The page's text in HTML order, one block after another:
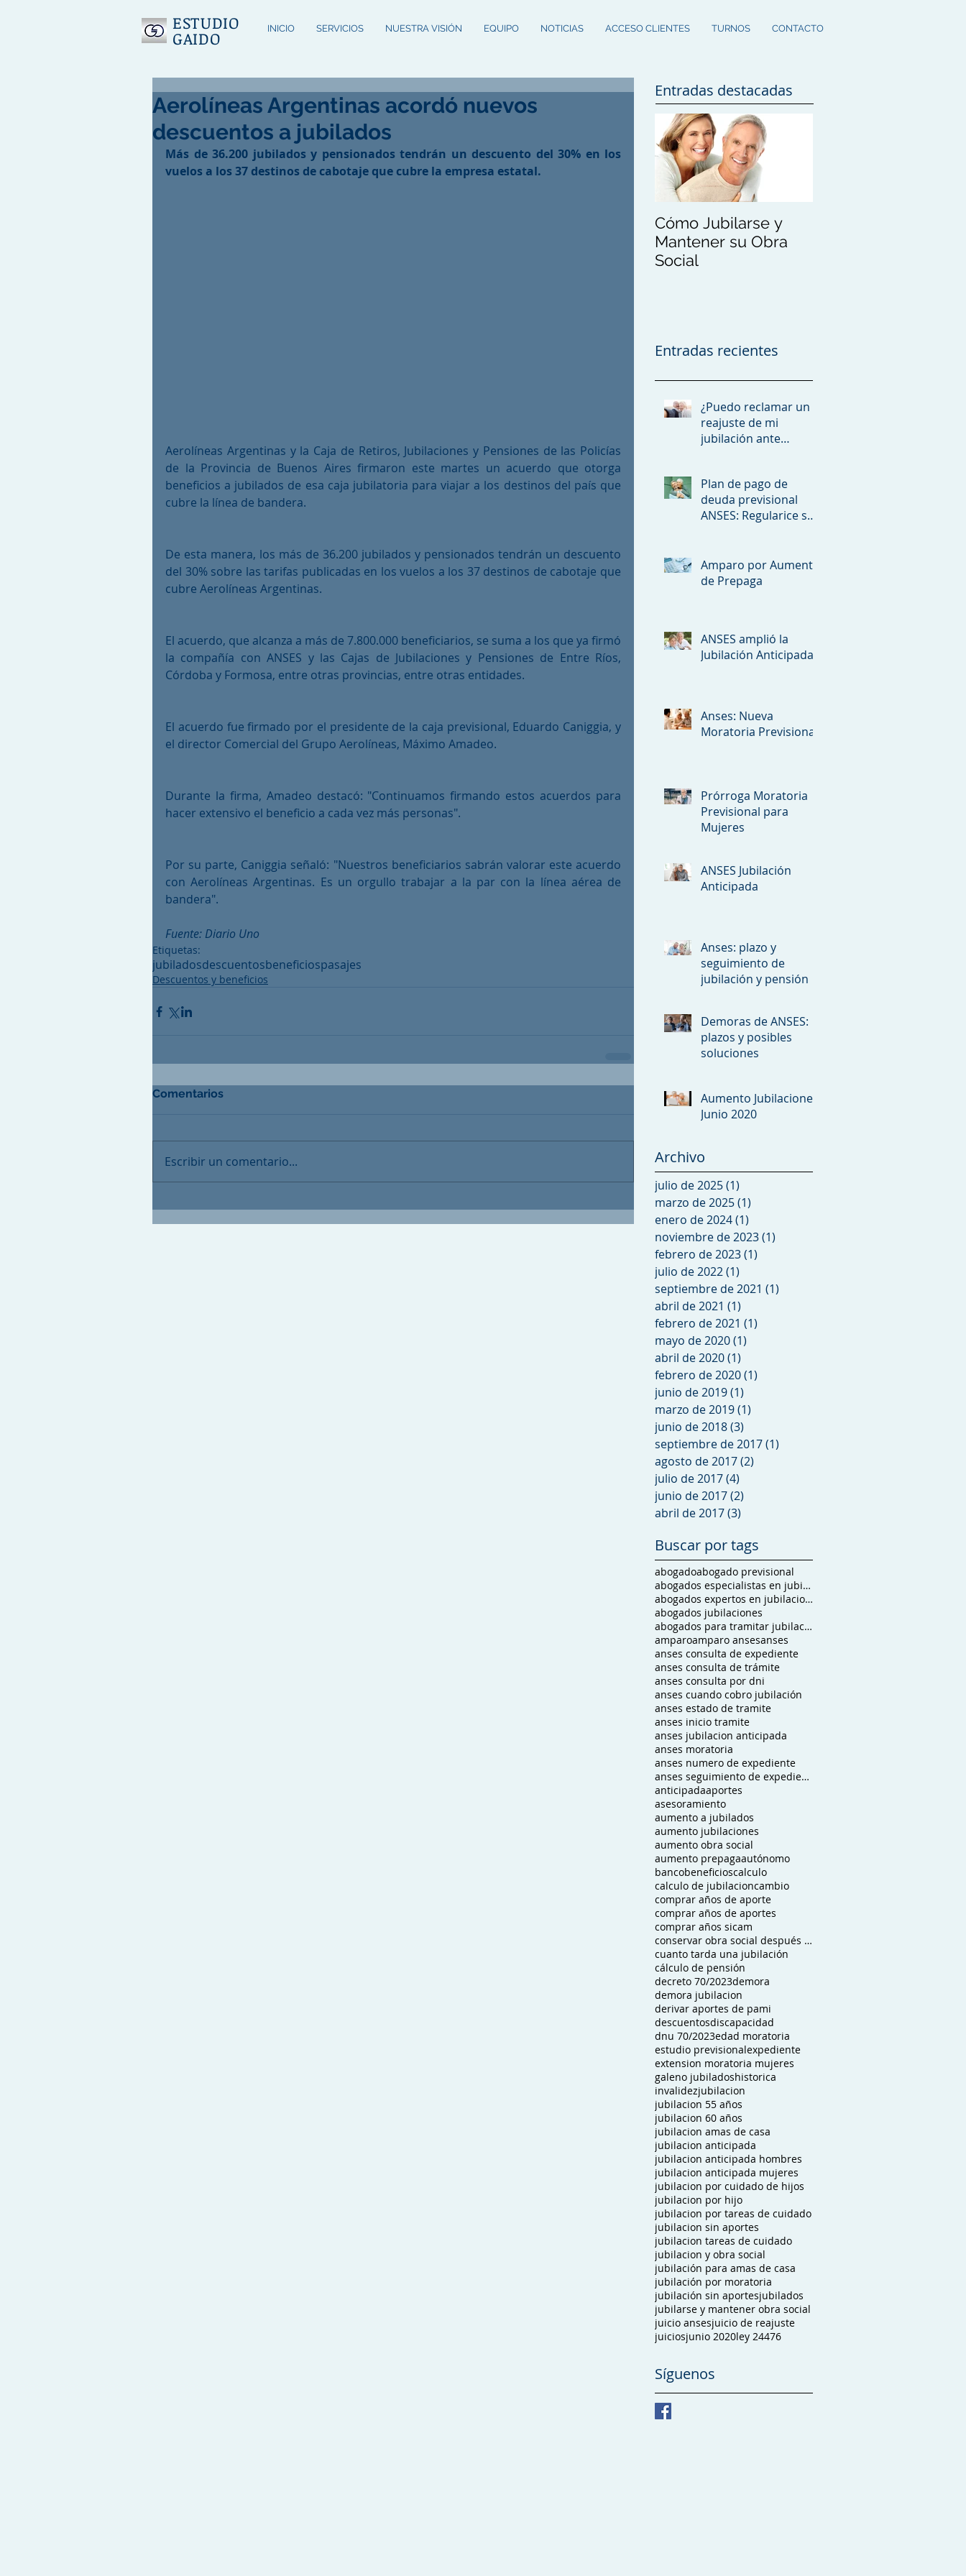
ESTUDIO
GAIDO INICIO SERVICIOS NUESTRA VISIÓN EQUIPO NOTICIAS ACCESO CLIENTES TURNOS CONTACTO
Aerolíneas Argentinas acordó nuevos
descuentos a jubilados
Más de 36.200 jubilados y pensionados tendrán un descuento del 30% en los
vuelos a los 37 destinos de cabotaje que cubre la empresa estatal.
Aerolíneas Argentinas y la Caja de Retiros, Jubilaciones y Pensiones de las Policías
de la Provincia de Buenos Aires firmaron este martes un acuerdo que otorga
beneficios a jubilados de esa caja jubilatoria para viajar a los destinos del país que
cubre la línea de bandera.
De esta manera, los más de 36.200 jubilados y pensionados tendrán un descuento
del 30% sobre las tarifas publicadas en los vuelos a los 37 destinos de cabotaje que
cubre Aerolíneas Argentinas.
El acuerdo, que alcanza a más de 7.800.000 beneficiarios, se suma a los que ya firmó
la compañía con ANSES y las Cajas de Jubilaciones y Pensiones de Entre Ríos,
Córdoba y Formosa, entre otras provincias, entre otras entidades.
El acuerdo fue firmado por el presidente de la caja previsional, Eduardo Caniggia, y
el director Comercial del Grupo Aerolíneas, Máximo Amadeo.
Durante la firma, Amadeo destacó: "Continuamos firmando estos acuerdos para
hacer extensivo el beneficio a cada vez más personas".
Por su parte, Caniggia señaló: "Nuestros beneficiarios sabrán valorar este acuerdo
con Aerolíneas Argentinas. Es un orgullo trabajar a la par con la línea aérea de
bandera".
Fuente: Diario Uno
Etiquetas:
jubiladosdescuentosbeneficiospasajes
Descuentos y beneficios
Comentarios
Escribir un comentario...
Entradas destacadas
Cómo Jubilarse y
Mantener su Obra
Social
Entradas recientes
¿Puedo reclamar un
reajuste de mi
jubilación ante
Plan de pago de
deuda previsional
ANSES: Regularice sus
Amparo por Aumento
de Prepaga
ANSES amplió la
Jubilación Anticipada
Anses: Nueva
Moratoria Previsional
Prórroga Moratoria
Previsional para
Mujeres
ANSES Jubilación
Anticipada
Anses: plazo y
seguimiento de
jubilación y pensión
Demoras de ANSES:
plazos y posibles
soluciones
Aumento Jubilaciones
Junio 2020
Archivo
julio de 2025(1)
marzo de 2025(1)
enero de 2024(1)
noviembre de 2023(1)
febrero de 2023(1)
julio de 2022(1)
septiembre de 2021 (1)
abril de 2021 (1)
febrero de 2021 (1)
mayo de 2020(1)
abril de 2020(1)
febrero de 2020(1)
junio de 2019(1)
marzo de 2019(1)
junio de 2018(3)
septiembre de 2017(1)
agosto de 2017(2)
julio de 2017(4)
junio de 2017(2)
abril de 2017(3)
Buscar por tags
abogadoabogado previsional
abogados especialistas en jubilaciones
abogados expertos en jubilaciones
abogados jubilaciones
abogados para tramitar jubilacion
amparoamparo ansesanses
anses consulta de expediente
anses consulta de trámite
anses consulta por dni
anses cuando cobro jubilación
anses estado de tramite
anses inicio tramite
anses jubilacion anticipada
anses moratoria
anses numero de expediente
anses seguimiento de expediente
anticipadaaportes
asesoramiento
aumento a jubilados
aumento jubilaciones
aumento obra social
aumento prepagaautónomo
bancobeneficioscalculo
calculo de jubilacioncambio
comprar años de aporte
comprar años de aportes
comprar años sicam
conservar obra social después de jubilado
cuanto tarda una jubilación
cálculo de pensión
decreto 70/2023demora
demora jubilacion
derivar aportes de pami
descuentosdiscapacidad
dnu 70/2023edad moratoria
estudio previsionalexpediente
extension moratoria mujeres
galeno jubiladoshistorica
invalidezjubilacion
jubilacion 55 años
jubilacion 60 años
jubilacion amas de casa
jubilacion anticipada
jubilacion anticipada hombres
jubilacion anticipada mujeres
jubilacion por cuidado de hijos
jubilacion por hijo
jubilacion por tareas de cuidado
jubilacion sin aportes
jubilacion tareas de cuidado
jubilacion y obra social
jubilación para amas de casa
jubilación por moratoria
jubilación sin aportesjubilados
jubilarse y mantener obra social
juicio ansesjuicio de reajuste
juiciosjunio 2020ley 24476
Síguenos